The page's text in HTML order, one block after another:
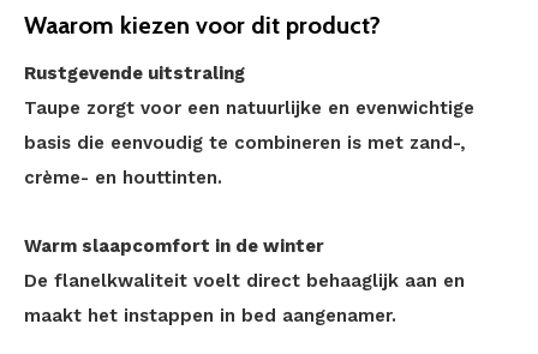
Waarom kiezen voor dit product?
Rustgevende uitstraling
Taupe zorgt voor een natuurlijke en evenwichtige
basis die eenvoudig te combineren is met zand-,
crème- en houttinten.
Warm slaapcomfort in de winter
De flanelkwaliteit voelt direct behaaglijk aan en
maakt het instappen in bed aangenamer.